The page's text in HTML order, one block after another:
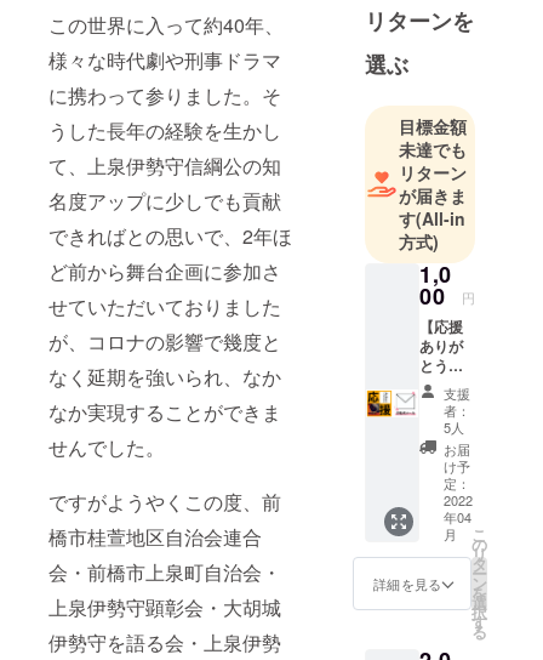
この世界に入って約40年、
様々な時代劇や刑事ドラマ
に携わって参りました。そ
うした長年の経験を生かし
て、上泉伊勢守信綱公の知
名度アップに少しでも貢献
できればとの思いで、2年ほ
ど前から舞台企画に参加さ
せていただいておりました
が、コロナの影響で幾度と
なく延期を強いられ、なか
なか実現することができま
せんでした。
ですがようやくこの度、前
橋市桂萱地区自治会連合
会・前橋市上泉町自治会・
上泉伊勢守顕彰会・大胡城
伊勢守を語る会・上泉伊勢
公演など舞
台も年に数
回行ってい
た、殺陣の
魅力、日本
文化の魅力
を伝えるた
めに東京都
世田谷区に
殺陣教室の
稽古場を構
え生徒数は
延べ80人を
超えます。
主宰太田は
殺陣の世界
に入り俳優
として活躍
すること40
年の実績を
持っていま
リターンを
選ぶ
目標金額
未達でも
リターン
が届きま
す(All-in
方式)
1,0
00 円
【応援
ありが
とうご
ざいま
す！】
お礼の
メール
を送ら
せてい
ただき
ます。
【備考
欄】 ・
ご支援
時、必
支援
者：
5人
お届
け予
定：
2022
年04
月
詳細を見る
こ
の
リ
タ
ー
ン
を
選
択
す
る